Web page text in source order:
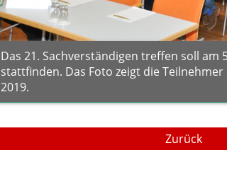
Das 21. Sachverständigen treffen soll am
stattfinden. Das Foto zeigt die
2019.
Zurück